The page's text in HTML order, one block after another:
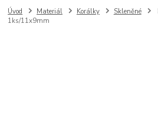
Úvod Materiál Korálky Skleněné
1ks/11x9mm